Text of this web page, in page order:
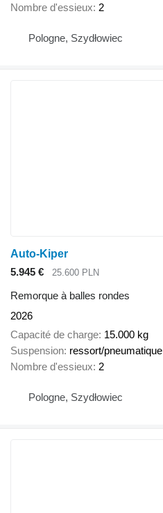
Nombre d'essieux 2
Pologne, Szydłowiec
Auto-Kiper
5.945 €
25.600 PLN
Remorque à balles rondes
2026
Capacité de charge 15.000 kg
Suspension ressort/pneumatique
Nombre d'essieux 2
Pologne, Szydłowiec